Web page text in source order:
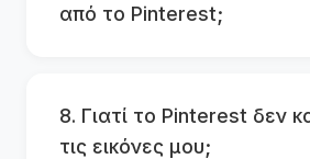
από το Pinterest;
8. Γιατί το Pinterest δεν
τις εικόνες μου;